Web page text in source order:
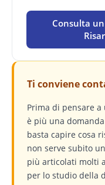
Consulta
Ti conviene
Prima di pensare
è più una
basta capire cosa
non serve subito
più articolati molti
per lo studio della